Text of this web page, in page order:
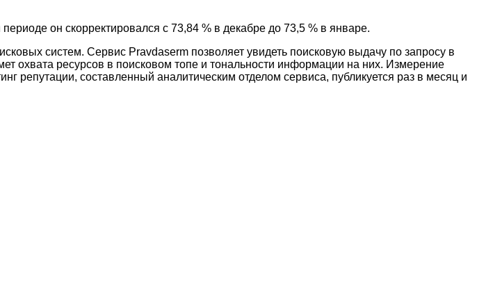
он скорректировался с 73,84 % в декабре до 73,5 % в январе.
систем. Сервис Pravdaserm позволяет увидеть поисковую выдачу по запросу в
охвата ресурсов в поисковом топе и тональности информации на них. Измерение
репутации, составленный аналитическим отделом сервиса, публикуется раз в месяц и